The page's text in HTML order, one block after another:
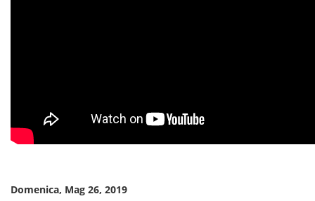
Domenica, Mag 26, 2019